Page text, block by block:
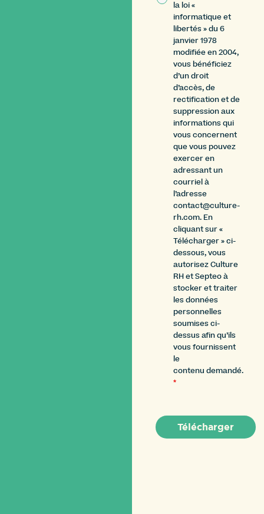
la loi «
informatique et
libertés » du 6
janvier 1978
modifiée en 2004,
vous bénéficiez
d’un droit
d’accès, de
rectification et de
suppression aux
informations qui
vous concernent
que vous pouvez
exercer en
adressant un
courriel à
l’adresse
contact@culture-
rh.com. En
cliquant sur «
Télécharger » ci-
dessous, vous
autorisez Culture
RH et Septeo à
stocker et traiter
les données
personnelles
soumises ci-
dessus afin qu’ils
vous fournissent
le
contenu demandé.
*